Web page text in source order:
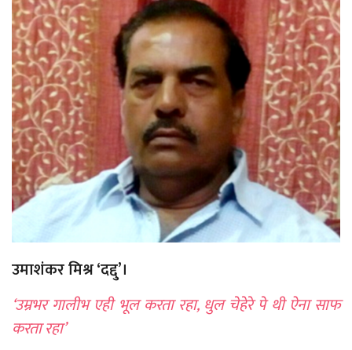
उमाशंकर मिश्र ‘दद्दु’।
‘उम्रभर गालीभ एही भूल करता रहा, धुल चेहेरे पे थी ऐना साफ
करता रहा’